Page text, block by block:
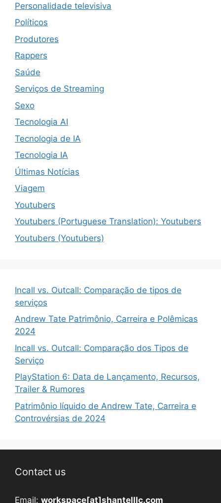
Personalidade televisiva
Políticos
Produtores
Rappers
Saúde
Serviços de Streaming
Sexo
Tecnologia AI
Tecnologia de IA
Tecnologia IA
Últimas Notícias
Viagem
Youtubers
Youtubers (Portuguese Translation): Youtubers
Youtubers (Youtubers)
Incall vs. Outcall: Comparação de tipos de
serviços
Andrew Tate Patrimônio, Carreira e Polêmicas
2024
Incall vs. Outcall: Comparação dos Tipos de
Serviço
PlayStation 6: Data de Lançamento, Recursos,
Trailer & Rumores
Patrimônio líquido de Andrew Tate, Carreira e
Controvérsias de 2024
Contact us
Email: workspace[at]shantelllc.com